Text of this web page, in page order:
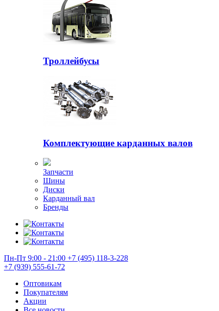
Троллейбусы
Комплектующие карданных валов
Запчасти
Шины
Диски
Карданный вал
Бренды
Пн-Пт 9:00 - 21:00 +7 (495) 118-3-228
+7 (939) 555-61-72
Оптовикам
Покупателям
Акции